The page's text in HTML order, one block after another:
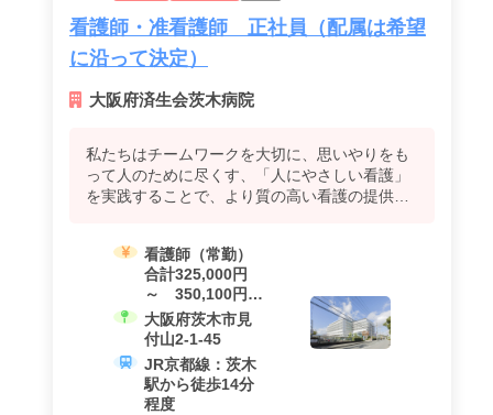
看護師・准看護師 正社員（配属は希望
に沿って決定）
大阪府済生会茨木病院
私たちはチームワークを大切に、思いやりをも
って人のために尽くす、「人にやさしい看護」
を実践することで、より質の高い看護の提供を
看護師（常勤）
合計325,000円
～ 350,100円
（基本給
239,000円 ～
263,100円 +
夜勤手当、諸手
当を含む）
大阪府茨木市見
付山2-1-45
JR京都線：茨木
駅から徒歩14分
程度